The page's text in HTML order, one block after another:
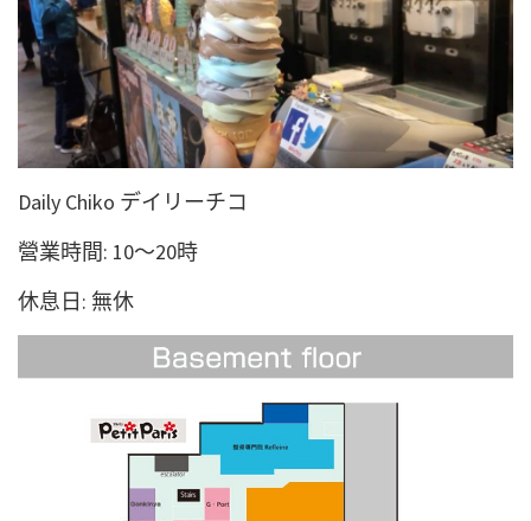
Daily Chiko デイリーチコ
營業時間: 10～20時
休息日: 無休